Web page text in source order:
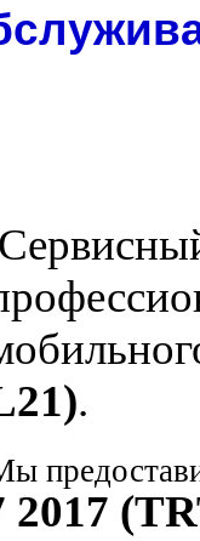
.
2017